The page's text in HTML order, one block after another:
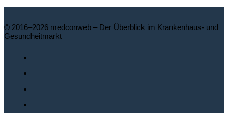
© 2016–2026 medconweb – Der Überblick im Krankenhaus- und
Gesundheitmarkt